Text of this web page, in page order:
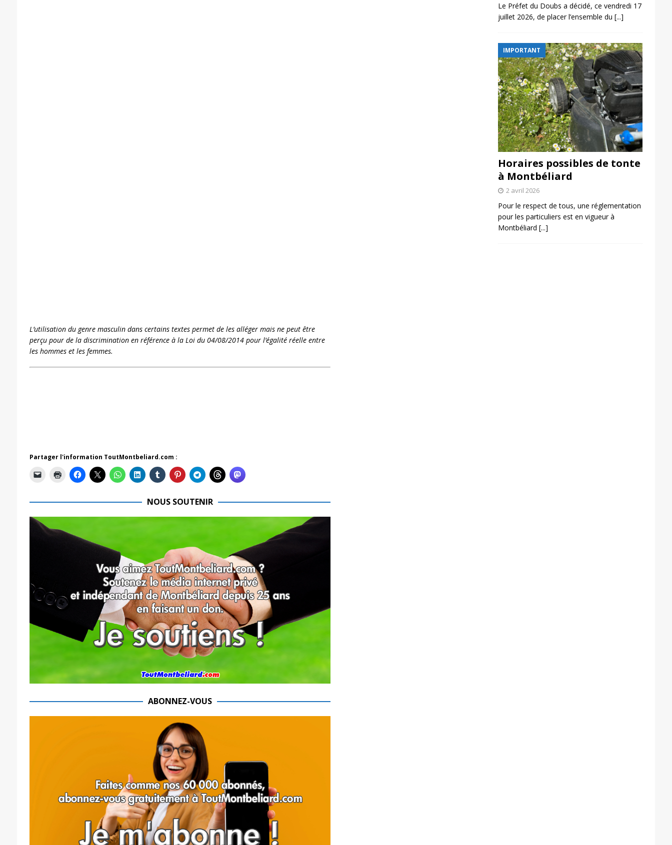
L’utilisation du genre masculin dans certains textes permet de les alléger mais ne peut être
perçu pour de la discrimination en référence à la Loi du 04/08/2014 pour l’égalité réelle entre
les hommes et les femmes.
Partager l'information ToutMontbeliard.com :
NOUS SOUTENIR
ABONNEZ-VOUS
Le Préfet du Doubs a décidé, ce vendredi 17
juillet 2026, de placer l’ensemble du [...]
IMPORTANT
Horaires possibles de tonte
à Montbéliard
2 avril 2026
Pour le respect de tous, une réglementation
pour les particuliers est en vigueur à
Montbéliard [...]